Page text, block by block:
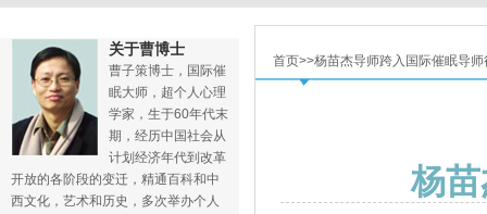
关于曹博士
曹子策博士，国际催
眠大师，超个人心理
学家，生于60年代末
期，经历中国社会从
计划经济年代到改革
开放的各阶段的变迁，精通百科和中
西文化，艺术和历史，多次举办个人
首页>>杨苗杰导师跨入国际催眠导师
杨